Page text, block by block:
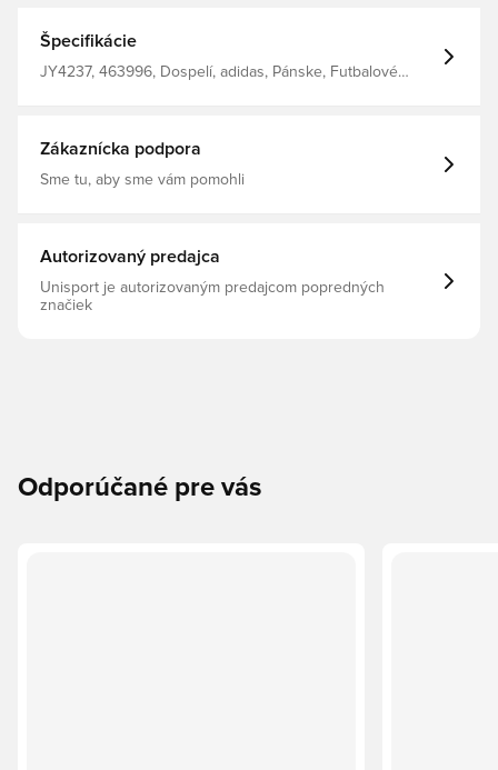
sústredené, suché a pohodlné Štíhly strih Vyrobené zo
100% polyesteru.
Špecifikácie
JY4237, 463996, Dospelí, adidas, Pánske, Futbalové
Zákaznícka podpora
Sme tu, aby sme vám pomohli
Autorizovaný predajca
Unisport je autorizovaným predajcom popredných
značiek
Odporúčané pre vás